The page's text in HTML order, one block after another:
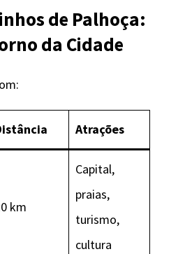
de Palhoça:
da Cidade
Atrações
km
Capital,
praias,
turismo,
cultura